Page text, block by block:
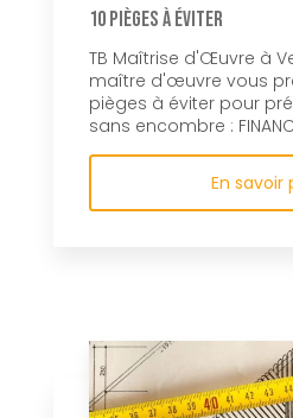
10 pièges à éviter
TB Maîtrise d'Œuvre à
maître d'œuvre vous
pièges à éviter pour
sans encombre :
En savoir